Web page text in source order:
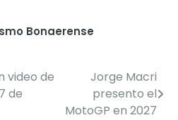
Bonaerense
video de
de
Jorge Macri
presento el
MotoGP en 2027